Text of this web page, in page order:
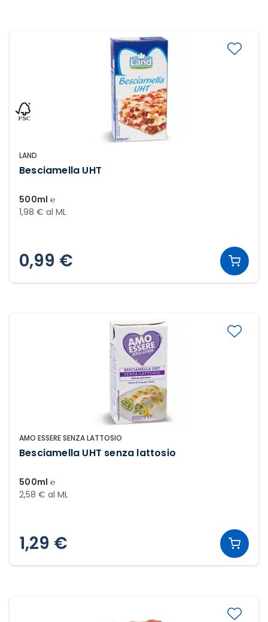
LAND
Besciamella UHT
500ml ℮
1,98 € al ML
0,99 €
AMO ESSERE SENZA LATTOSIO
Besciamella UHT senza lattosio
500ml ℮
2,58 € al ML
1,29 €